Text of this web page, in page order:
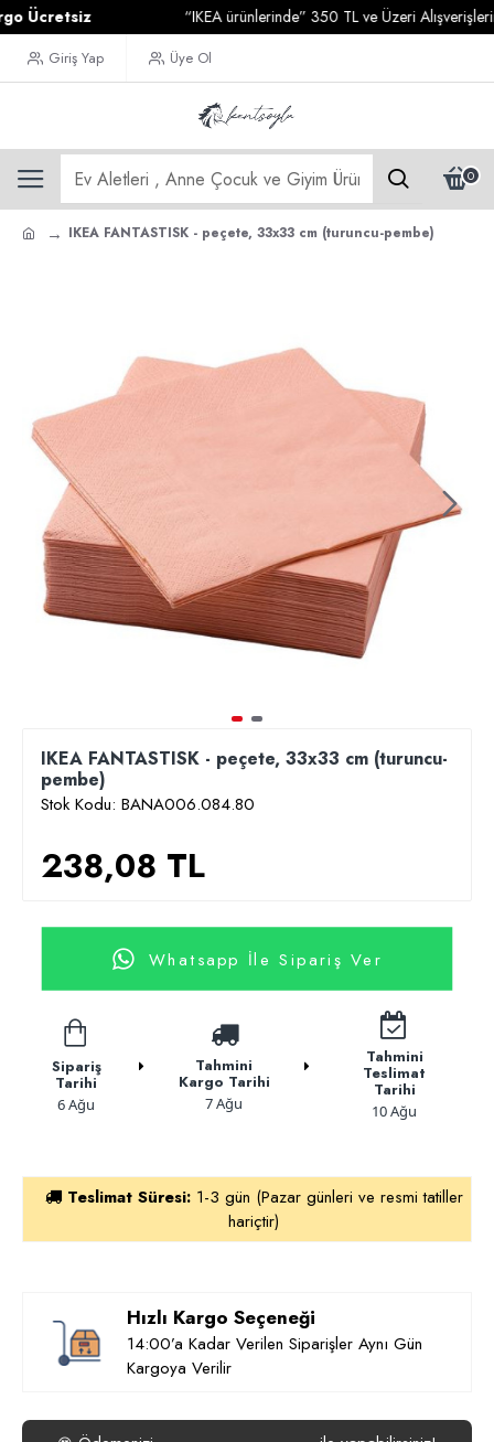
“IKEA ürünlerinde” 350 TL ve Üzeri
Giriş Yap Üye Ol
0
IKEA FANTASTISK - peçete, 33x33 cm (turuncu-pembe)
IKEA FANTASTISK - peçete, 33x33 cm (turuncu-
pembe)
Stok Kodu: BANA006.084.80
238,08 TL
Whatsapp İle Sipariş Ver
Sipariş
Tarihi
6 Ağu
Tahmini
Kargo Tarihi
7 Ağu
Tahmini
Teslimat
Tarihi
10 Ağu
Teslimat Süresi: 1-3 gün (Pazar günleri ve resmi tatiller
hariçtir)
Hızlı Kargo Seçeneği
14:00’a Kadar Verilen Siparişler Aynı Gün
Kargoya Verilir